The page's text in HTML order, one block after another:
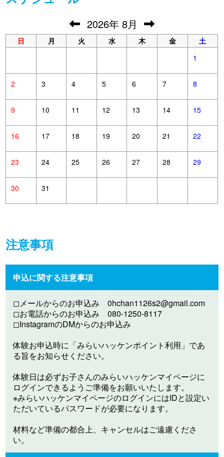
2026年 8月
日 月 火 水 木 金
土
1
2 3 4 5 6 7 8
9 10 11 12 13 14 15
16 17 18 19 20 21 22
23 24 25 26 27 28 29
30 31
注意事項
申込に関する注意事項
◻︎メールからのお申込み0hchan1126s2@gmail.com
◻︎お電話からのお申込み 080-1250-8117
◻︎InstagramのDMからのお申込み
体験お申込時に「みらいハッケンポイント利用」であ
る旨をお知らせください。
体験日は必ずお子さんのみらいハッケンマイページに
ログインできるようご準備をお願いいたします。
※みらいハッケンマイページのログインにはIDと設定い
ただいているパスワードが必要になります。
材料など準備の都合上、キャンセルはご遠慮くださ
い。